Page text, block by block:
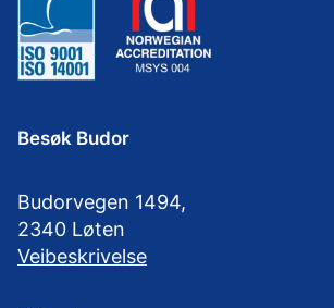
Besøk Budor
Budorvegen 1494,
2340 Løten
Veibeskrivelse